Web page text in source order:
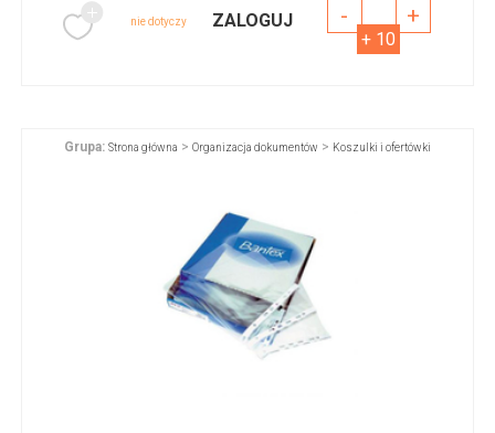
nie dotyczy ZALOGUJ - +
+ 10
Grupa: Strona główna > Organizacja dokumentów > Koszulki i ofertówki